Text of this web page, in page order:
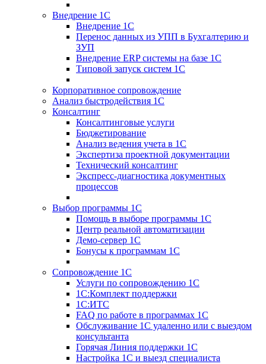
Внедрение 1С
Внедрение 1С
Перенос данных из УПП в Бухгалтерию и
ЗУП
Внедрение ERP системы на базе 1С
Типовой запуск систем 1С
Корпоративное сопровождение
Анализ быстродействия 1С
Консалтинг
Консалтинговые услуги
Бюджетирование
Анализ ведения учета в 1С
Экспертиза проектной документации
Технический консалтинг
Экспресс-диагностика документных
процессов
Выбор программы 1С
Помощь в выборе программы 1С
Центр реальной автоматизации
Демо-сервер 1С
Бонусы к программам 1С
Сопровождение 1С
Услуги по сопровождению 1С
1С:Комплект поддержки
1С:ИТС
FAQ по работе в программах 1С
Обслуживание 1С удаленно или с выездом
консультанта
Горячая Линия поддержки 1С
Настройка 1С и выезд специалиста